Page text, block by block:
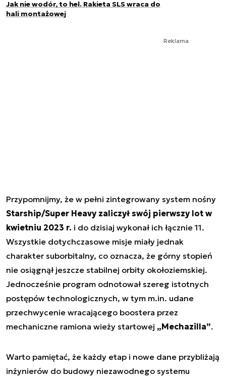
Jak nie wodór, to hel. Rakieta SLS wraca do
hali montażowej
Reklama
Przypomnijmy, że w pełni zintegrowany system nośny
Starship/Super Heavy zaliczył swój pierwszy lot w
kwietniu 2023 r. i do dzisiaj wykonał ich łącznie 11.
Wszystkie dotychczasowe misje miały jednak
charakter suborbitalny, co oznacza, że górny stopień
nie osiągnął jeszcze stabilnej orbity okołoziemskiej.
Jednocześnie program odnotował szereg istotnych
postępów technologicznych, w tym m.in. udane
przechwycenie wracającego boostera przez
mechaniczne ramiona wieży startowej „Mechazilla”.
Warto pamiętać, że każdy etap i nowe dane przybliżają
inżynierów do budowy niezawodnego systemu